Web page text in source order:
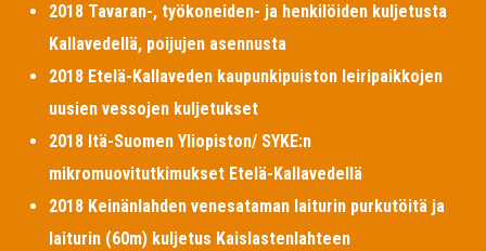
2018 Tavaran-, työkoneiden- ja henkilöiden kuljetusta
Kallavedellä, poijujen asennusta
2018 Etelä-Kallaveden kaupunkipuiston leiripaikkojen
uusien vessojen kuljetukset
2018 Itä-Suomen Yliopiston/ SYKE:n
mikromuovitutkimukset Etelä-Kallavedellä
2018 Keinänlahden venesataman laiturin purkutöitä ja
laiturin (60m) kuljetus Kaislastenlahteen